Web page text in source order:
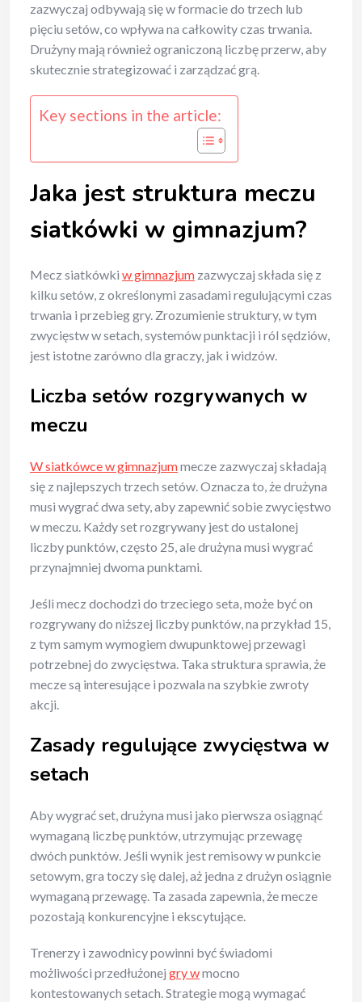
zazwyczaj odbywają się w formacie do trzech lub
pięciu setów, co wpływa na całkowity czas trwania.
Drużyny mają również ograniczoną liczbę przerw, aby
skutecznie strategizować i zarządzać grą.
Key sections in the article:
Jaka jest struktura meczu
siatkówki w gimnazjum?
Mecz siatkówki w gimnazjum zazwyczaj składa się z
kilku setów, z określonymi zasadami regulującymi czas
trwania i przebieg gry. Zrozumienie struktury, w tym
zwycięstw w setach, systemów punktacji i ról sędziów,
jest istotne zarówno dla graczy, jak i widzów.
Liczba setów rozgrywanych w
meczu
W siatkówce w gimnazjummecze zazwyczaj składają
się z najlepszych trzech setów. Oznacza to, że drużyna
musi wygrać dwa sety, aby zapewnić sobie zwycięstwo
w meczu. Każdy set rozgrywany jest do ustalonej
liczby punktów, często 25, ale drużyna musi wygrać
przynajmniej dwoma punktami.
Jeśli mecz dochodzi do trzeciego seta, może być on
rozgrywany do niższej liczby punktów, na przykład 15,
z tym samym wymogiem dwupunktowej przewagi
potrzebnej do zwycięstwa. Taka struktura sprawia, że
mecze są interesujące i pozwala na szybkie zwroty
akcji.
Zasady regulujące zwycięstwa w
setach
Aby wygrać set, drużyna musi jako pierwsza osiągnąć
wymaganą liczbę punktów, utrzymując przewagę
dwóch punktów. Jeśli wynik jest remisowy w punkcie
setowym, gra toczy się dalej, aż jedna z drużyn osiągnie
wymaganą przewagę. Ta zasada zapewnia, że mecze
pozostają konkurencyjne i ekscytujące.
Trenerzy i zawodnicy powinni być świadomi
możliwości przedłużonej gry wmocno
kontestowanych setach. Strategie mogą wymagać